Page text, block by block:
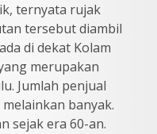
ternyata rujak
tersebut diambil
di dekat Kolam
merupakan
Jumlah penjual
banyak.
sejak era 60-an.